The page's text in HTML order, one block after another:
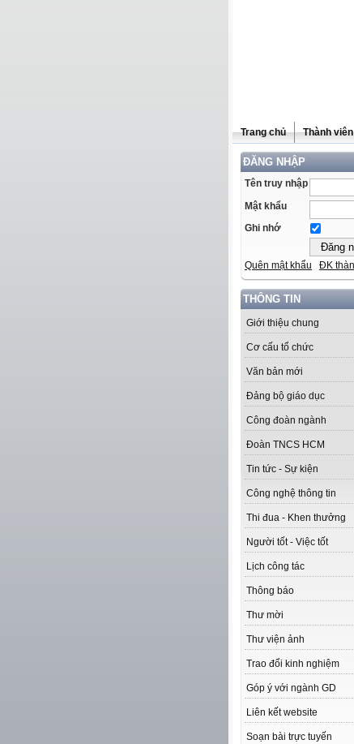
Trang chủ Thành viên
ĐĂNG NHẬP
Tên truy nhập
Mật khẩu
Ghi nhớ
Quên mật khẩu ĐK
THÔNG TIN
Giới thiệu chung
Cơ cấu tổ chức
Văn bản mới
Đảng bộ giáo dục
Công đoàn ngành
Đoàn TNCS HCM
Tin tức - Sự kiện
Công nghệ thông tin
Thi đua - Khen thưởng
Người tốt - Việc tốt
Lịch công tác
Thông báo
Thư mời
Thư viện ảnh
Trao đổi kinh nghiệm
Góp ý với ngành GD
Liên kết website
Soạn bài trực tuyến